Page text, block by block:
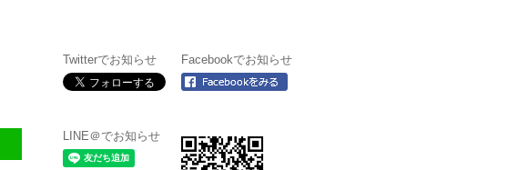
Twitterでお知らせ Facebookでお知らせ
LINE＠でお知らせ